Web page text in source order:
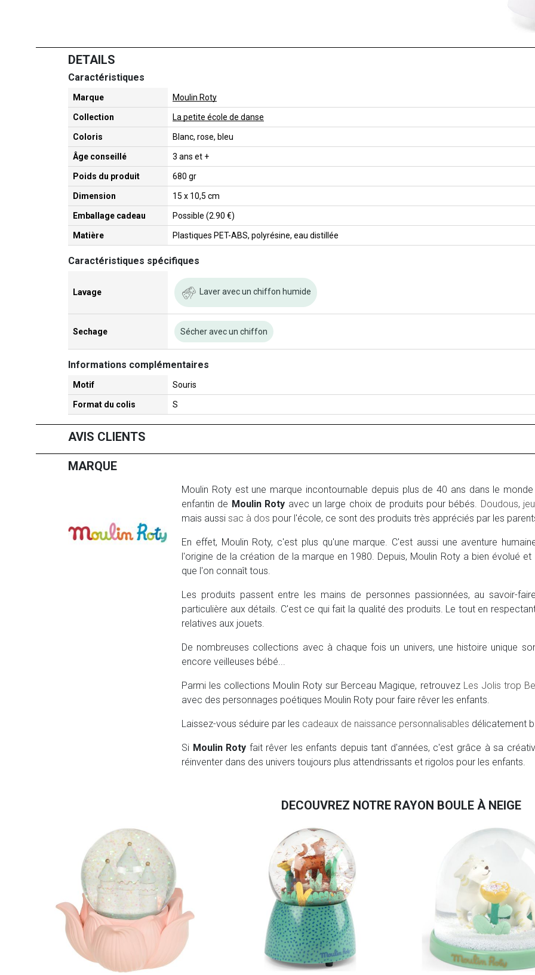
DETAILS
Caractéristiques
Marque Moulin Roty
Collection La petite école de danse
Coloris Blanc, rose, bleu
Âge conseillé 3 ans et +
Poids du produit 680 gr
Dimension 15 x 10,5 cm
Emballage cadeau Possible (2.90 €)
Matière Plastiques PET-ABS, polyrésine, eau distillée
Caractéristiques spécifiques
Lavage Laver avec un chiffon humide
Sechage Sécher avec un chiffon
Informations complémentaires
Motif Souris
Format du colis S
AVIS CLIENTS
MARQUE
Moulin Roty est une marque incontournable depuis plus de 40 ans dans le
enfantin de Moulin Roty avec un large choix de produits pour bébés. Doudous,
mais aussi sac à dos pour l'école, ce sont des produits très appréciés par les
En effet, Moulin Roty, c'est plus qu'une marque. C'est aussi une aventure
l'origine de la création de la marque en 1980. Depuis, Moulin Roty a bien évolué
que l'on connaît tous.
Les produits passent entre les mains de personnes passionnées, au savoir-
particulière aux détails. C'est ce qui fait la qualité des produits. Le tout en
relatives aux jouets.
De nombreuses collections avec à chaque fois un univers, une histoire unique
encore veilleuses bébé...
Parmi les collections Moulin Roty sur Berceau Magique, retrouvez Les Jolis trop
avec des personnages poétiques Moulin Roty pour faire rêver les enfants.
Laissez-vous séduire par les cadeaux de naissance personnalisables délicatement
Si Moulin Roty fait rêver les enfants depuis tant d'années, c'est grâce à sa
réinventer dans des univers toujours plus attendrissants et rigolos pour les enfants.
DECOUVREZ NOTRE RAYON BOULE À NEIGE